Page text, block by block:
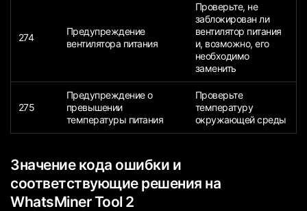
274
Предупреждение
вентилятора питания
Проверьте, не
заблокирован ли
вентилятор питания
и, возможно, его
необходимо
заменить
275
Предупреждение о
превышении
температуры питания
Проверьте
температуру
окружающей среды
Значение кода ошибки и
соответствующие решения на
WhatsMiner Tool 2